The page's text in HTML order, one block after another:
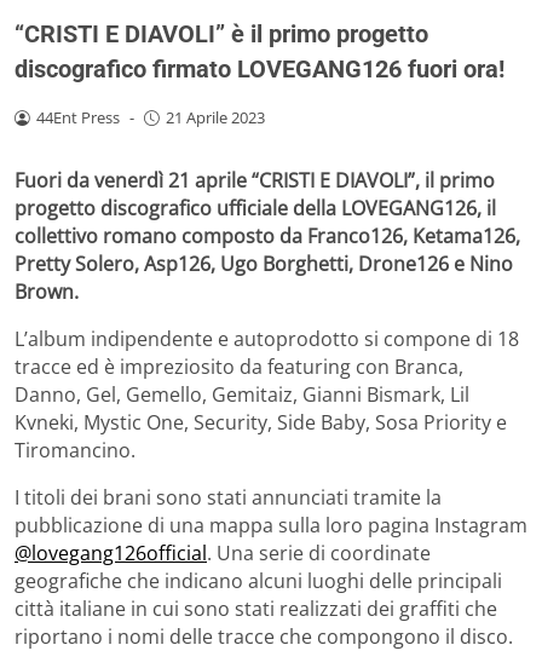
“CRISTI E DIAVOLI” è il primo progetto
discografico firmato LOVEGANG126 fuori ora!
44Ent Press - 21 Aprile 2023
Fuori da venerdì 21 aprile “CRISTI E DIAVOLI”, il primo
progetto discografico ufficiale della LOVEGANG126, il
collettivo romano composto da Franco126, Ketama126,
Pretty Solero, Asp126, Ugo Borghetti, Drone126 e Nino
Brown.
L’album indipendente e autoprodotto si compone di 18
tracce ed è impreziosito da featuring con Branca,
Danno, Gel, Gemello, Gemitaiz, Gianni Bismark, Lil
Kvneki, Mystic One, Security, Side Baby, Sosa Priority e
Tiromancino.
I titoli dei brani sono stati annunciati tramite la
pubblicazione di una mappa sulla loro pagina Instagram
@lovegang126official. Una serie di coordinate
geografiche che indicano alcuni luoghi delle principali
città italiane in cui sono stati realizzati dei graffiti che
riportano i nomi delle tracce che compongono il disco.